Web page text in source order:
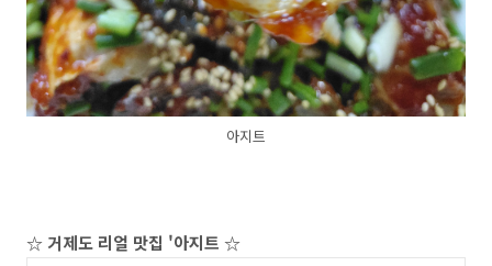
아지트
☆ 거제도 리얼 맛집 '아지트 ☆